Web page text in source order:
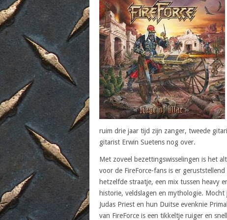
ruim drie jaar tijd zijn zanger, tweede
gitarist Erwin Suetens nog over.
Met zoveel bezettingswisselingen is het
voor de FireForce-fans is er
hetzelfde straatje, een mix tussen heavy
historie, veldslagen en mythologie.
Judas Priest en hun Duitse evenknie
van FireForce is een tikkeltje ruiger en